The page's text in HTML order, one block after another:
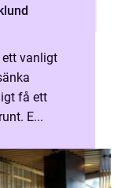
vanligt
få ett
E...